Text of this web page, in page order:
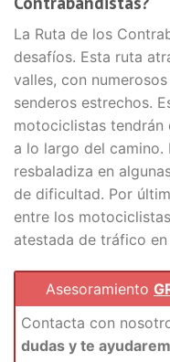
La Ruta de los
desafíos. Esta ruta
valles, con
senderos estrechos.
motociclistas tendrán
a lo largo del camino.
resbaladiza en
de dificultad. Por
entre los
atestada de tráfico
Asesoramiento
Contacta con
dudas y te